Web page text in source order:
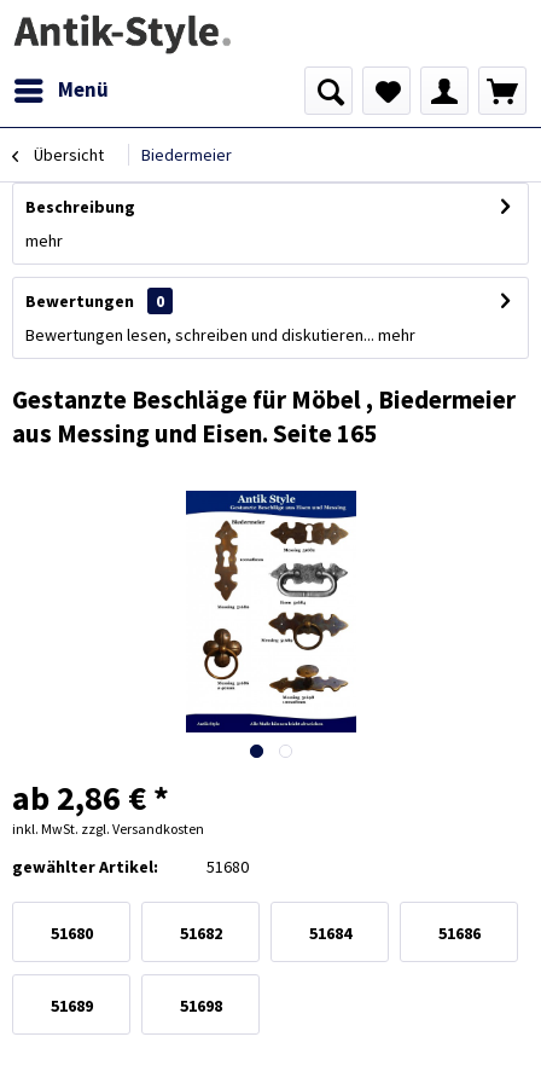
Menü
Übersicht Biedermeier
Beschreibung
mehr
Bewertungen
0
Bewertungen lesen, schreiben und diskutieren... mehr
Gestanzte Beschläge für Möbel , Biedermeier
aus Messing und Eisen. Seite 165
ab 2,86 € *
inkl. MwSt. zzgl. Versandkosten
gewählter Artikel: 51680
51680 51682 51684 51686
51689 51698